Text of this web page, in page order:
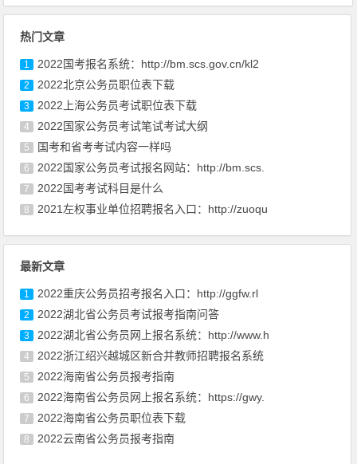
热门文章
1 2022国考报名系统：http://bm.scs.gov.cn/kl2
2 2022北京公务员职位表下载
3 2022上海公务员考试职位表下载
4 2022国家公务员考试笔试考试大纲
5 国考和省考考试内容一样吗
6 2022国家公务员考试报名网站：http://bm.scs.
7 2022国考考试科目是什么
8 2021左权事业单位招聘报名入口：http://zuoqu
最新文章
1 2022重庆公务员招考报名入口：http://ggfw.rl
2 2022湖北省公务员考试报考指南问答
3 2022湖北省公务员网上报名系统：http://www.h
4 2022浙江绍兴越城区新合并教师招聘报名系统
5 2022海南省公务员报考指南
6 2022海南省公务员网上报名系统：https://gwy.
7 2022海南省公务员职位表下载
8 2022云南省公务员报考指南